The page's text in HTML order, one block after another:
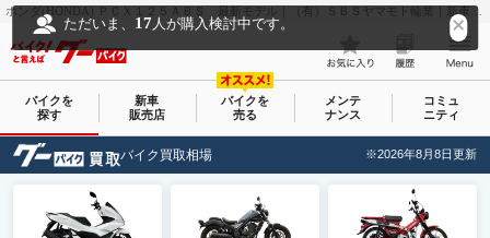
ホンダ(HONDA) ＰＣＸ１２５ＡＢＳ 最新モデル｜（有）ＳＢＳヤマモト輪業｜新車・中古バイクなら【グーバイク(GooBike)】
ただいま、 17 人が購入検討中です。
バイクを
探す
新車
販売店
バイクを
売る
メンテ
ナンス
コミュ
ニティ
バイク買取相場 ※2026年8月8日更新